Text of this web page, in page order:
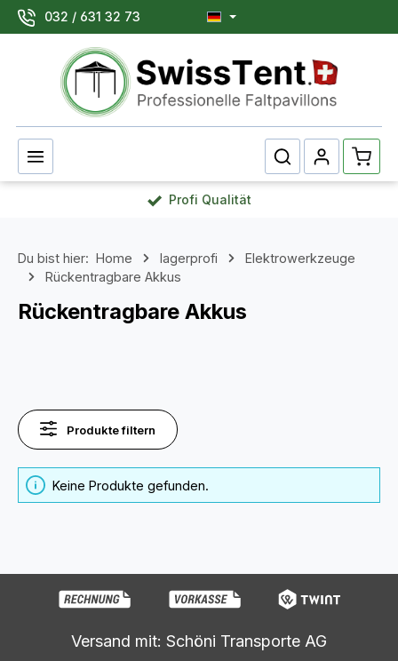
Zum Hauptinhalt springen
032 / 631 32 73
Profi Qualität
Du bist hier: Home lagerprofi
Elektrowerkzeuge
Rückentragbare Akkus
Rückentragbare Akkus
Produkte filtern
Keine Produkte gefunden.
Versand mit: Schöni Transporte AG